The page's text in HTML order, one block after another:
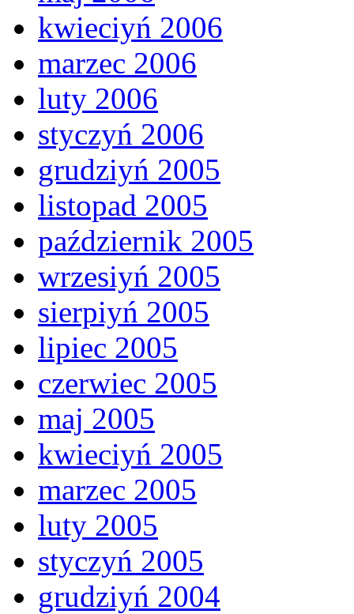
kwieciyń 2006
marzec 2006
luty 2006
styczyń 2006
grudziyń 2005
listopad 2005
październik 2005
wrzesiyń 2005
sierpiyń 2005
lipiec 2005
czerwiec 2005
maj 2005
kwieciyń 2005
marzec 2005
luty 2005
styczyń 2005
grudziyń 2004